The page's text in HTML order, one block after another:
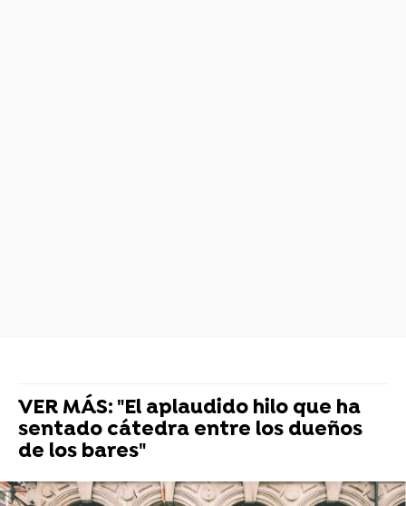
VER MÁS: "El aplaudido hilo que ha
sentado cátedra entre los dueños
de los bares"